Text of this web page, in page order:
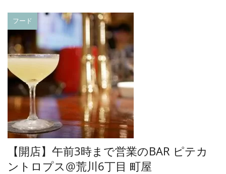
フード
【開店】午前3時まで営業のBAR ピテカ
ントロプス@荒川6丁目 町屋